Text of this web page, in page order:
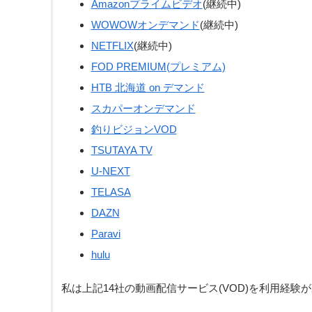
Amazonプライムビデオ(継続中)
WOWOWオンデマンド(継続中)
NETFLIX(継続中)
FOD PREMIUM(プレミアム)
HTB 北海道 on デマンド
スカパーオンデマンド
釣りビジョンVOD
TSUTAYA TV
U-NEXT
TELASA
DAZN
Paravi
hulu
私は上記14社の動画配信サービス(VOD)を利用経験が